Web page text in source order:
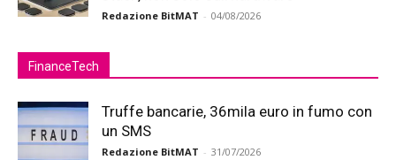
Redazione BitMAT - 04/08/2026
FinanceTech
Truffe bancarie, 36mila euro in fumo con
un SMS
Redazione BitMAT - 31/07/2026